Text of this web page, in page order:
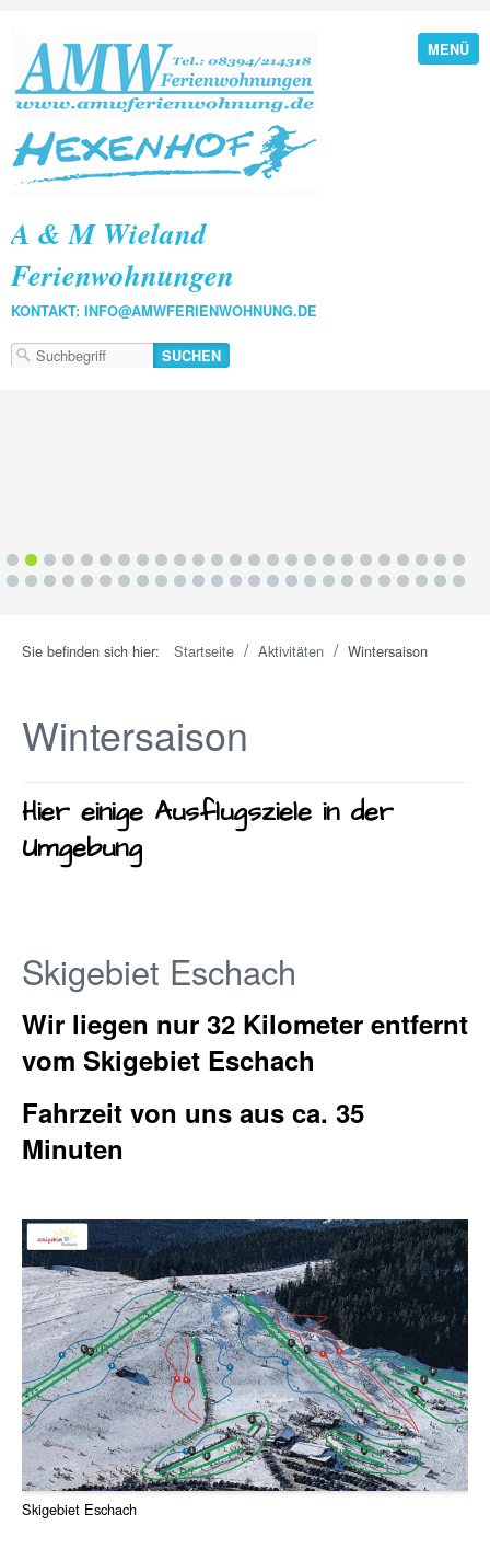
MENÜ
A & M Wieland
Ferienwohnungen
KONTAKT: INFO@AMWFERIENWOHNUNG.DE
1 2 3 4 5 6 7 8 9 10 11 12 13 14 15 16 17 18 19 20 21 22 23 24 25
26 27 28 29 30 31 32 33 34 35 36 37 38 39 40 41 42 43 44 45 46 47 48 49 50
Sie befinden sich hier: Startseite / Aktivitäten / Wintersaison
Wintersaison
Hier einige Ausflugsziele in der
Umgebung
Skigebiet Eschach
Wir liegen nur 32 Kilometer entfernt
vom Skigebiet Eschach
Fahrzeit von uns aus ca. 35
Minuten
Skigebiet Eschach